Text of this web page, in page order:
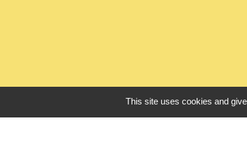
This site uses cookies and